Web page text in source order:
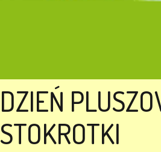
DZIEŃ
STOKROTKI